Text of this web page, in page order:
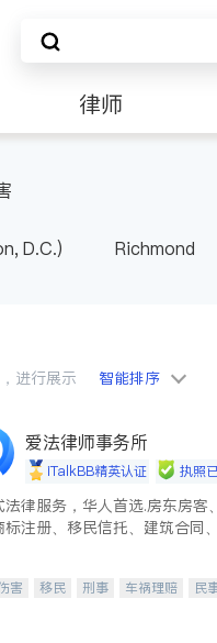
律师
D.C.) Richmond
进行展示 智能排序
爱法律师事务所
iTalkBB精英认证 执照
法律服务，华人首选.房东房
标注册、移民信托、建筑合同
害 移民 刑事 车祸理赔 民